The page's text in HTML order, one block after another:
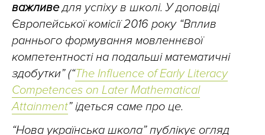
важливедля успіху в школі. У доповіді
Європейської комісії 2016 року “Вплив
раннього формування мовленнєвої
компетентності на подальші математичні
здобутки” (“The Influence of Early Literacy
Competences on Later Mathematical
Attainment” ідеться саме про це.
“Нова українська школа” публікує огляд